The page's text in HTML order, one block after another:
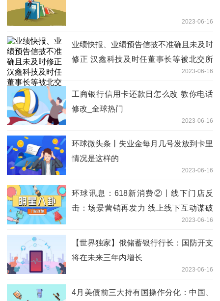
2023-06-16
业绩快报、业绩预告信披不准确且未及时
修正 汉鑫科技及时任董事长等被北交所
2023-06-16
工商银行信用卡还款日怎么改 教你电话
修改_全球热门
2023-06-16
环球微头条丨失业金每月几号发放到卡里
情况是这样的
2023-06-16
环球讯息：618新消费②丨线下门店反
击：场景营销再发力 线上线下互动谋破
2023-06-16
【世界独家】俄储蓄银行行长：国防开支
将在未来三年内增长
2023-06-16
4月美债前三大持有国操作分化：中国、